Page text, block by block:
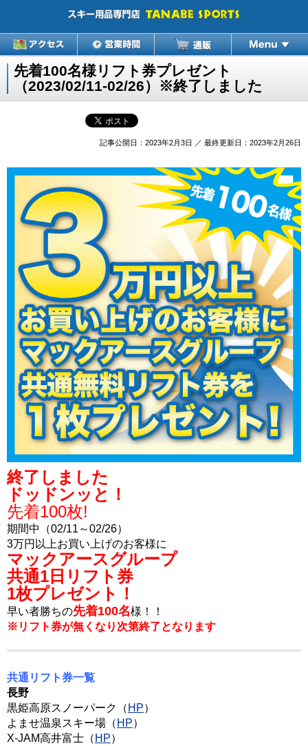
先着100名様リフト券プレゼント
（2023/02/11-02/26）※終了しました
記事公開日：2023年2月3日 ／ 最終更新日：2023年2月26日
終了しました
ドッドンッと！
先着100枚!
期間中（02/11～02/26）
3万円以上お買い上げのお客様に
マックアースグループ
共通1日リフト券
1枚プレゼント！
早い者勝ちの先着100名様！！
※リフト券が無くなり次第終了となります
共通リフト券一覧
長野
黒姫高原スノーパーク（ HP）
よませ温泉スキー場（ HP）
X-JAM高井富士（ HP）